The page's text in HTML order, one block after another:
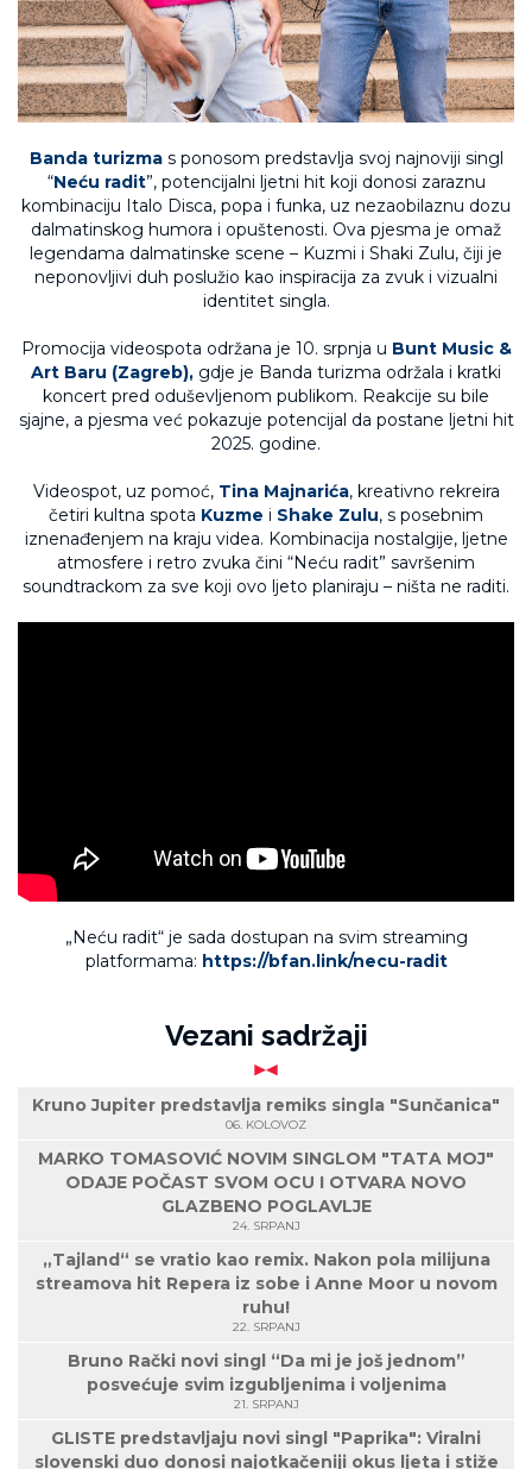
Banda turizmas ponosom predstavlja svoj najnoviji singl
“Neću radit”, potencijalni ljetni hit koji donosi zaraznu
kombinaciju Italo Disca, popa i funka, uz nezaobilaznu dozu
dalmatinskog humora i opuštenosti. Ova pjesma je omaž
legendama dalmatinske scene – Kuzmi i Shaki Zulu, čiji je
neponovljivi duh poslužio kao inspiracija za zvuk i vizualni
identitet singla.
Promocija videospota održana je 10. srpnja u Bunt Music &
Art Baru (Zagreb), gdje je Banda turizma održala i kratki
koncert pred oduševljenom publikom. Reakcije su bile
sjajne, a pjesma već pokazuje potencijal da postane ljetni hit
2025. godine.
Videospot, uz pomoć, Tina Majnarića, kreativno rekreira
četiri kultna spota Kuzme i Shake Zulu, s posebnim
iznenađenjem na kraju videa. Kombinacija nostalgije, ljetne
atmosfere i retro zvuka čini “Neću radit” savršenim
soundtrackom za sve koji ovo ljeto planiraju – ništa ne raditi.
„Neću radit“ je sada dostupan na svim streaming
platformama: https://bfan.link/necu-radit
Vezani sadržaji
Kruno Jupiter predstavlja remiks singla "Sunčanica"
06. KOLOVOZ
MARKO TOMASOVIĆ NOVIM SINGLOM "TATA MOJ"
ODAJE POČAST SVOM OCU I OTVARA NOVO
GLAZBENO POGLAVLJE
24. SRPANJ
„Tajland“ se vratio kao remix. Nakon pola milijuna
streamova hit Repera iz sobe i Anne Moor u novom
ruhu!
22. SRPANJ
Bruno Rački novi singl “Da mi je još jednom”
posvećuje svim izgubljenima i voljenima
21. SRPANJ
GLISTE predstavljaju novi singl "Paprika": Viralni
slovenski duo donosi najotkačeniji okus ljeta i stiže